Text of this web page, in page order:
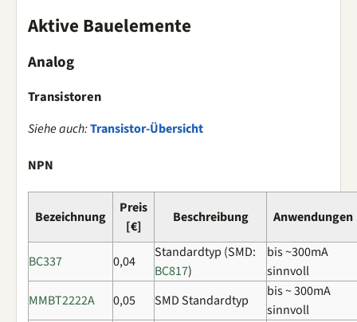
Aktive Bauelemente
Analog
Transistoren
Siehe auch:Transistor-Übersicht
NPN
Bezeichnung
Preis
[€]
Beschreibung Anwendungen
BC337 0,04
Standardtyp (SMD:
BC817)
bis ~300mA
sinnvoll
MMBT2222A
0,05 SMD Standardtyp
bis ~ 300mA
sinnvoll